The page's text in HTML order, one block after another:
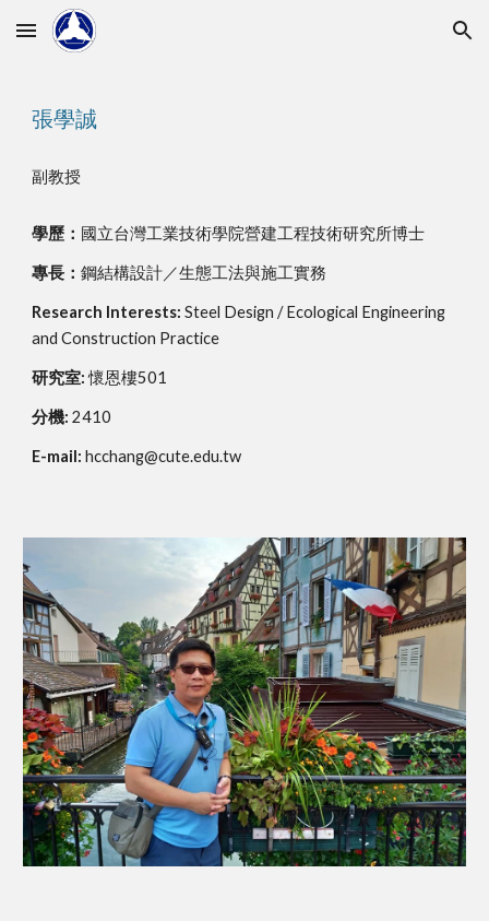
Skip to main content Skip to navigation
張學誠
副教授
學歷： 國立台灣工業技術學院營建工程技術研究所博士
專長：鋼結構設計／生態工法與施工實務
Research Interests: Steel Design / Ecological Engineering
and Construction Practice
研究室: 懷恩樓501
分機: 2410
E-mail: hcchang@cute.edu.tw